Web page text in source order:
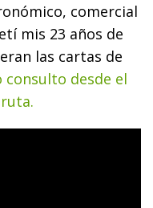
comercial
mis 23 años de
las cartas de
consulto desde el